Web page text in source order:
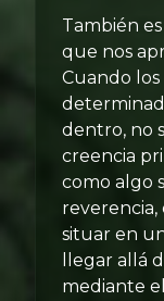
También
que nos
Cuando
dentro, no
creencia
como algo
reverencia,
situar en
llegar allá
mediante